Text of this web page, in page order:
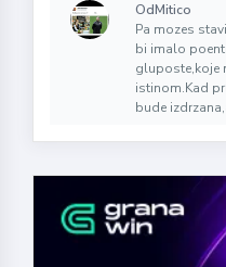
OdMitico
Pa mozes
bi imalo
gluposte,koje
istinom.Kad
bude